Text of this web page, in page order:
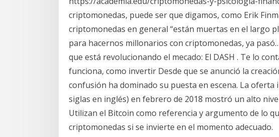
criptomonedas, puede ser que digamos, como Erik
criptomonedas en general “están muertas en el largo
para hacernos millonarios con criptomonedas, ya
que está revolucionando el mecado: El DASH . Te lo
funciona, como invertir Desde que se anunció la
confusión ha dominado su puesta en escena. La oferta
siglas en inglés) en febrero de 2018 mostró un alto
Utilizan el Bitcoin como referencia y argumento de lo
criptomonedas si se invierte en el momento adecuado.